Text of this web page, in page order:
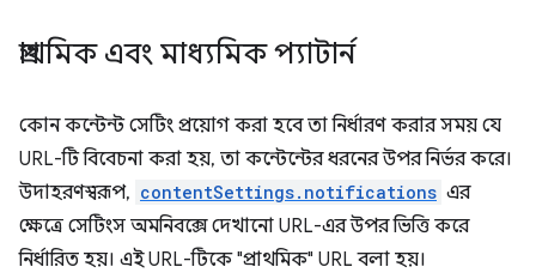
প্রাথমিক এবং মাধ্যমিক প্যাটার্ন
কোন কন্টেন্ট সেটিং প্রয়োগ করা হবে তা নির্ধারণ করার সময় যে
URL-টি বিবেচনা করা হয়, তা কন্টেন্টের ধরনের উপর নির্ভর করে।
উদাহরণস্বরূপ, contentSettings.notifications এর
ক্ষেত্রে সেটিংস অমনিবক্সে দেখানো URL-এর উপর ভিত্তি করে
নির্ধারিত হয়। এই URL-টিকে "প্রাথমিক" URL বলা হয়।